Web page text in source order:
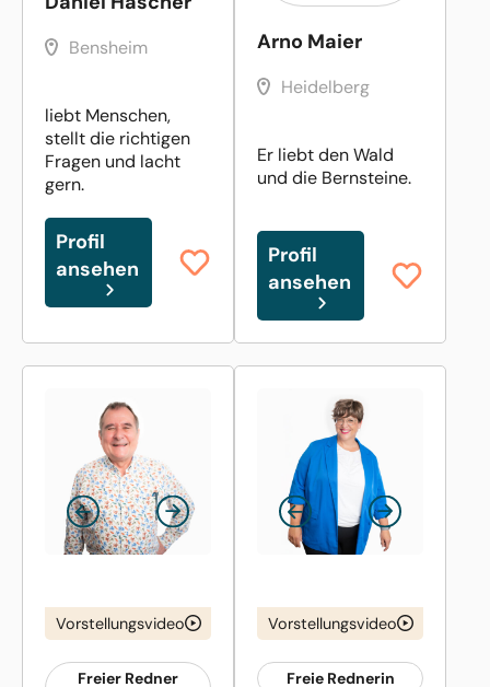
Bensheim
liebt Menschen,
stellt die richtigen
Fragen und lacht
gern.
Profil
ansehen
Arno Maier
Heidelberg
Er liebt den Wald
und die Bernsteine.
Profil
ansehen
Vorstellungsvideo
Freier Redner
Vorstellungsvideo
Freie Rednerin